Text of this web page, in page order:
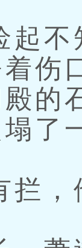
不
伤
的
了
，